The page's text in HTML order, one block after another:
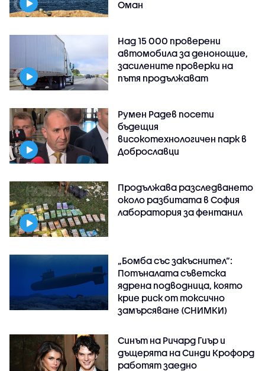
Оман
Над 15 000 проверени
автомобила за денонощие,
засилените проверки на
пътя продължават
Румен Радев посети
бъдещия
високотехнологичен парк в
Доброславци
Продължава разследването
около разбитата в София
лаборатория за фентанил
„Бомба със закъснител“:
Потъналата съветска
ядрена подводница, която
крие риск от токсично
замърсяване (СНИМКИ)
Синът на Ричард Гиър и
дъщерята на Синди Крофорд
работят заедно